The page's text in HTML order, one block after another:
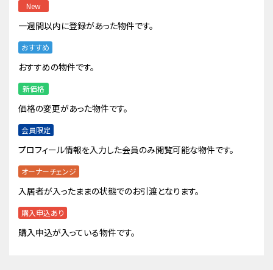
New
一週間以内に登録があった物件です。
おすすめ
おすすめの物件です。
新価格
価格の変更があった物件です。
会員限定
プロフィール情報を入力した会員のみ閲覧可能な物件です。
オーナーチェンジ
入居者が入ったままの状態でのお引渡となります。
購入申込あり
購入申込が入っている物件です。